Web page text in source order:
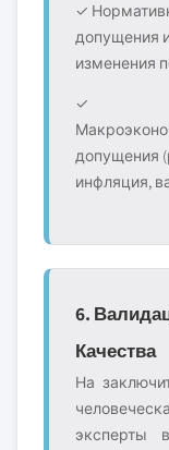
✓
допущения
изменения
✓
допущения
инфляция,
6.
Качества
На
эксперты